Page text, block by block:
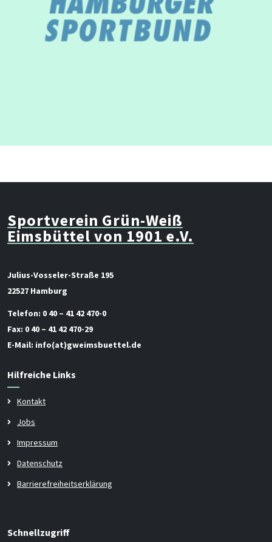
Sportverein Grün-Weiß
Eimsbüttel von 1901 e.V.
Julius-Vosseler-Straße 195
22527 Hamburg
Telefon: 0 40 – 41 42 470-0
Fax: 0 40 – 41 42 470-29
E-Mail: info(at)gweimsbuettel.de
Hilfreiche Links
Kontakt
Jobs
Impressum
Datenschutz
Barrierefreiheitserklärung
Schnellzugriff